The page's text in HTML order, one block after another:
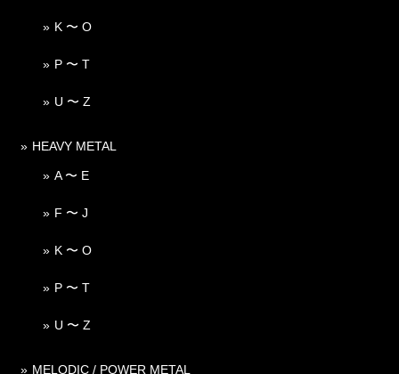
K 〜 O
P 〜 T
U 〜 Z
HEAVY METAL
A 〜 E
F 〜 J
K 〜 O
P 〜 T
U 〜 Z
MELODIC / POWER METAL